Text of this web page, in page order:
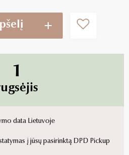
1
data Lietuvoje
į jūsų pasirinktą DPD Pickup